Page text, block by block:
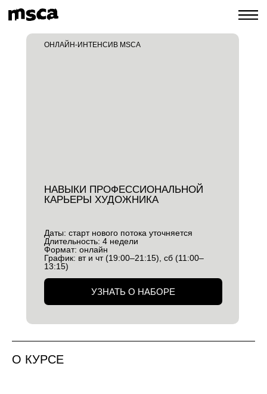
НАВЫКИ ПРОФЕССИОНАЛЬНОЙ
КАРЬЕРЫ ХУДОЖНИКА
ОНЛАЙН-ИНТЕНСИВ MSCA
УЗНАТЬ О НАБОРЕ
Даты: старт нового потока уточняется
Длительность: 4 недели
Формат: онлайн
График: вт и чт (19:00–21:15), сб (11:00–
13:15)
О КУРСЕ